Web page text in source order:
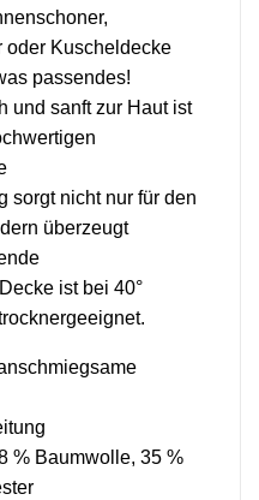
oder Kuscheldecke
passendes!
und sanft zur Haut ist
sorgt nicht nur für den
überzeugt
ist bei 40°
% Baumwolle, 35 %